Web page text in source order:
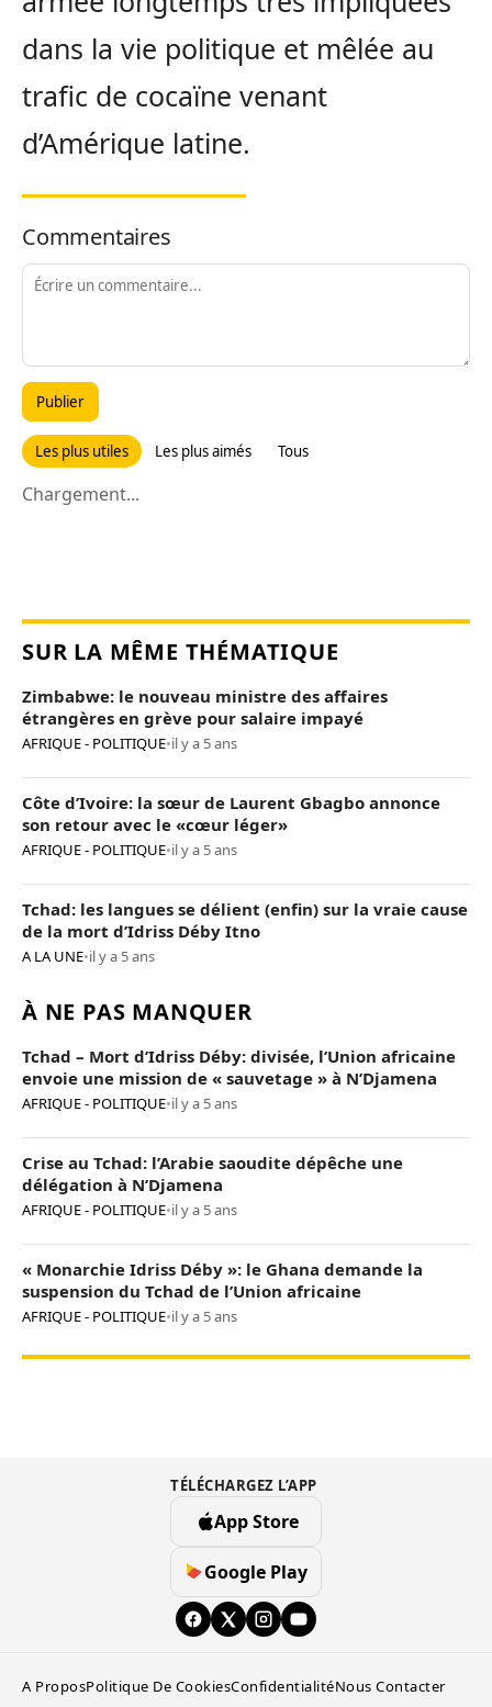
dans la vie politique et mêlée au
trafic de cocaïne venant
d’Amérique latine.
Commentaires
Publier
Les plus utiles Les plus aimés Tous
Chargement...
SUR LA MÊME THÉMATIQUE
Zimbabwe: le nouveau ministre des affaires
étrangères en grève pour salaire impayé
AFRIQUE - POLITIQUE•il y a 5 ans
Côte d’Ivoire: la sœur de Laurent Gbagbo annonce
son retour avec le «cœur léger»
AFRIQUE - POLITIQUE•il y a 5 ans
Tchad: les langues se délient (enfin) sur la vraie cause
de la mort d’Idriss Déby Itno
A LA UNE•il y a 5 ans
À NE PAS MANQUER
Tchad – Mort d’Idriss Déby: divisée, l’Union africaine
envoie une mission de « sauvetage » à N’Djamena
AFRIQUE - POLITIQUE•il y a 5 ans
Crise au Tchad: l’Arabie saoudite dépêche une
délégation à N’Djamena
AFRIQUE - POLITIQUE•il y a 5 ans
« Monarchie Idriss Déby »: le Ghana demande la
suspension du Tchad de l’Union africaine
AFRIQUE - POLITIQUE•il y a 5 ans
TÉLÉCHARGEZ L’APP
App Store
Google Play
A ProposPolitique De CookiesConfidentialitéNous Contacter